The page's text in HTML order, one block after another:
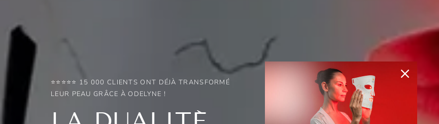
⭐⭐⭐⭐⭐ 15 000 CLIENTS ONT DÉJÀ TRANSFORMÉ
LEUR PEAU GRÂCE À ODELYNE !